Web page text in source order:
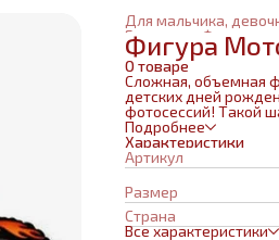
Для мальчика,
Главная
Фигура
О товаре
Сложная, объемная
детских дней
фотосессий! Такой
самостоятельный
сочетании с
качественных
используется
сдуваться около
состоянии, в
Подробнее
Характеристики
Артикул
Размер
Страна
Все характеристики